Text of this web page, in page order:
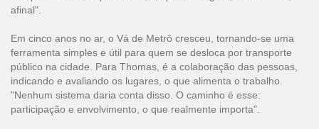
afinal".
Em cinco anos no ar, o Vá de Metrô cresceu, tornando-se uma
ferramenta simples e útil para quem se desloca por transporte
público na cidade. Para Thomas, é a colaboração das pessoas,
indicando e avaliando os lugares, o que alimenta o trabalho.
"Nenhum sistema daria conta disso. O caminho é esse:
participação e envolvimento, o que realmente importa".